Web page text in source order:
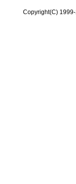
Copyright(C)